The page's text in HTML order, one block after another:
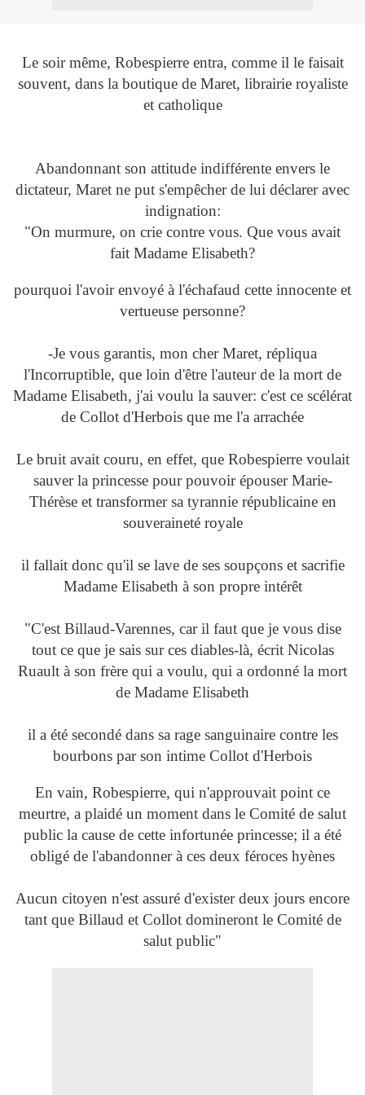
Le soir même, Robespierre entra, comme il le faisait
souvent, dans la boutique de Maret, librairie royaliste
et catholique
Abandonnant son attitude indifférente envers le
dictateur, Maret ne put s'empêcher de lui déclarer avec
indignation:
"On murmure, on crie contre vous. Que vous avait
fait Madame Elisabeth?
pourquoi l'avoir envoyé à l'échafaud cette innocente et
vertueuse personne?
-Je vous garantis, mon cher Maret, répliqua
l'Incorruptible, que loin d'être l'auteur de la mort de
Madame Elisabeth, j'ai voulu la sauver: c'est ce scélérat
de Collot d'Herbois que me l'a arrachée
Le bruit avait couru, en effet, que Robespierre voulait
sauver la princesse pour pouvoir épouser Marie-
Thérèse et transformer sa tyrannie républicaine en
souveraineté royale
il fallait donc qu'il se lave de ses soupçons et sacrifie
Madame Elisabeth à son propre intérêt
"C'est Billaud-Varennes, car il faut que je vous dise
tout ce que je sais sur ces diables-là, écrit Nicolas
Ruault à son frère qui a voulu, qui a ordonné la mort
de Madame Elisabeth
il a été secondé dans sa rage sanguinaire contre les
bourbons par son intime Collot d'Herbois
En vain, Robespierre, qui n'approuvait point ce
meurtre, a plaidé un moment dans le Comité de salut
public la cause de cette infortunée princesse; il a été
obligé de l'abandonner à ces deux féroces hyènes
Aucun citoyen n'est assuré d'exister deux jours encore
tant que Billaud et Collot domineront le Comité de
salut public"